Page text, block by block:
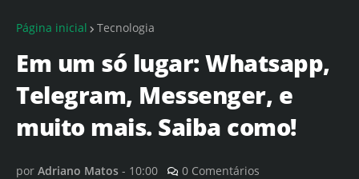
Página inicial Tecnologia
Em um só lugar: Whatsapp,
Telegram, Messenger, e
muito mais. Saiba como!
por Adriano Matos - 10:00 0 Comentários